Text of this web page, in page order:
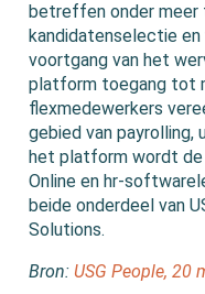
betreffen onder meer
kandidatenselectie
voortgang van het
platform toegang tot
flexmedewerkers
gebied van payrolling,
het platform wordt
Online en hr-
beide onderdeel van
Solutions.
Bron: USG People, 20